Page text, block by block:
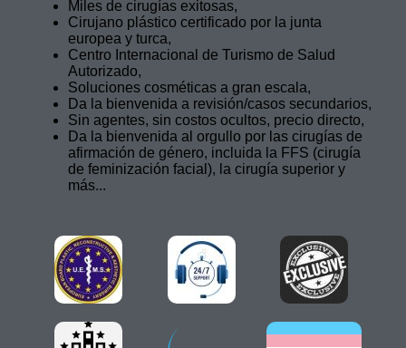
Miles de cirugías exitosas,
Cirujano plástico certificado por la junta
europea y turca,
Centro Internacional de Turismo de Salud
Autorizado,
Soluciones cosméticas a gran escala,
Da la bienvenida a revisión/casos secundarios,
Sin agentes, sin costos ocultos, precio directo,
Da la bienvenida al orgullo por las cirugías de
afirmación de género, incluida la FFS (cirugía
de feminización facial), la cirugía superior y
más...